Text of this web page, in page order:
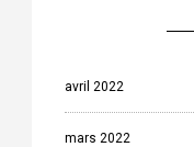
avril 2022
mars 2022